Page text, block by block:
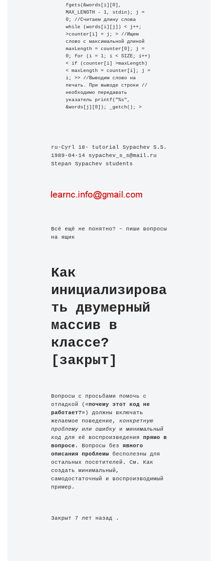
fgets(&words[i][0],
MAX_LENGTH - 1, stdin); j =
0; //Считаем длину слова
while (words[i][j]) < j++;
>counter[i] = j; > //Ищем
слово с максимальной длиной
maxLength = counter[0]; j =
0; for (i = 1; i < SIZE; i++)
< if (counter[i] >maxLength)
< maxLength = counter[i]; j =
i; >> //Выводим слово на
печать. При выводе строки //
необходимо передавать
указатель printf("%s",
&words[j][0]); _getch(); >
ru-Cyrl 18- tutorial Sypachev S.S.
1989-04-14 sypachev_s_s@mail.ru
Stepan Sypachev students
Всё ещё не понятно? – пиши вопросы
на ящик
Как
инициализирова
ть двумерный
массив в
классе?
[закрыт]
Вопросы с просьбами помочь с
отладкой («почему этот код не
работает?») должны включать
желаемое поведение, конкретную
проблему или ошибку и минимальный
код для её воспроизведения прямо в
вопросе . Вопросы без явного
описания проблемы бесполезны для
остальных посетителей. См. Как
создать минимальный,
самодостаточный и воспроизводимый
пример.
Закрыт 7 лет назад .